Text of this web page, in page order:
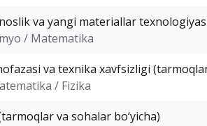
va yangi materiallar
/ Matematika
va texnika xavfsizligi
/ Fizika
va sohalar bo‘yicha)